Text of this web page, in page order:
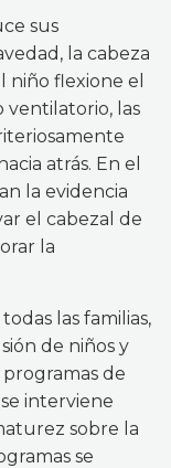
sus
la cabeza
niño flexione el
ventilatorio, las
atrás. En el
la evidencia
el cabezal de
la
las familias,
de niños y
de
interviene
sobre la
se